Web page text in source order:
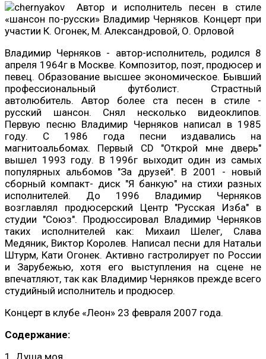
Автор и исполнитель песен в стиле
«шансон по-русски» Владимир Черняков. Концерт при
участии К. Огонек, М. Александровой, О. Орловой
Владимир Черняков - автор-исполнитель, родился 8
апреля 1964г в Москве. Композитор, поэт, продюсер и
певец. Образование высшее экономическое. Бывший
профессиональный футболист. Страстный
автолюбитель. Автор более ста песен в стиле -
русский шансон. Снял несколько видеоклипов.
Первую песню Владимир Черняков написал в 1985
году. С 1986 года песни издавались на
магнитоальбомах. Первый СD "Открой мне дверь"
вышел 1993 году. В 1996г выходит один из самых
популярных альбомов "За друзей". В 2001 - новый
сборный компакт- диск "Я банкую" на стихи разных
исполнителей. До 1996 Владимир Черняков
возглавлял продюсерский Центр "Русская Изба" в
студии "Союз". Продюссировал Владимир Черняков
таких исполнителей как: Михаил Шелег, Слава
Медяник, Виктор Королев. Написал песни для Натальи
Штурм, Кати Огонек. Активно гастролирует по России
и Зарубежью, хотя его выступления на сцене не
впечатляют, так как Владимир Черняков прежде всего
студийный исполнитель и продюсер.
Концерт в клубе «Леон» 23 февраля 2007 года.
Содержание:
1. Душа моя